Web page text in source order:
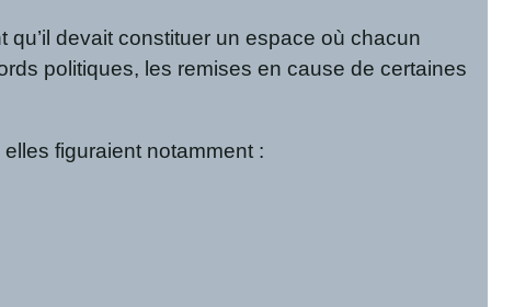
devait constituer un espace où chacun
politiques, les remises en cause de certaines
figuraient notamment :